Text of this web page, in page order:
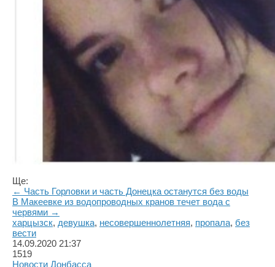
Ще:
← Часть Горловки и часть Донецка останутся без воды
В Макеевке из водопроводных кранов течет вода с
червями →
харцызск, девушка, несовершеннолетняя, пропала, без
вести
14.09.2020 21:37
1519
Новости Донбасса